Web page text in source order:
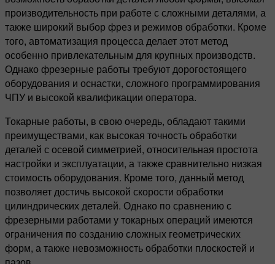
производительность при работе с сложными деталями, а
также широкий выбор фрез и режимов обработки. Кроме
того, автоматизация процесса делает этот метод
особенно привлекательным для крупных производств.
Однако фрезерные работы требуют дорогостоящего
оборудования и оснастки, сложного программирования
ЧПУ и высокой квалификации оператора.
Токарные работы, в свою очередь, обладают такими
преимуществами, как высокая точность обработки
деталей с осевой симметрией, относительная простота
настройки и эксплуатации, а также сравнительно низкая
стоимость оборудования. Кроме того, данный метод
позволяет достичь высокой скорости обработки
цилиндрических деталей. Однако по сравнению с
фрезерными работами у токарных операций имеются
ограничения по созданию сложных геометрических
форм, а также невозможность обработки плоскостей и